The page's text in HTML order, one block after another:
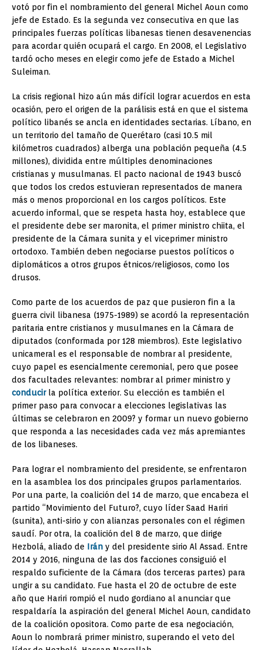
votó por fin el nombramiento del general Michel Aoun como
jefe de Estado. Es la segunda vez consecutiva en que las
principales fuerzas políticas libanesas tienen desavenencias
para acordar quién ocupará el cargo. En 2008, el Legislativo
tardó ocho meses en elegir como jefe de Estado a Michel
Suleiman.
La crisis regional hizo aún más difícil lograr acuerdos en esta
ocasión, pero el origen de la parálisis está en que el sistema
político libanés se ancla en identidades sectarias. Líbano, en
un territorio del tamaño de Querétaro (casi 10.5 mil
kilómetros cuadrados) alberga una población pequeña (4.5
millones), dividida entre múltiples denominaciones
cristianas y musulmanas. El pacto nacional de 1943 buscó
que todos los credos estuvieran representados de manera
más o menos proporcional en los cargos políticos. Este
acuerdo informal, que se respeta hasta hoy, establece que
el presidente debe ser maronita, el primer ministro chiita, el
presidente de la Cámara sunita y el viceprimer ministro
ortodoxo. También deben negociarse puestos políticos o
diplomáticos a otros grupos étnicos/religiosos, como los
drusos.
Como parte de los acuerdos de paz que pusieron fin a la
guerra civil libanesa (1975-1989) se acordó la representación
paritaria entre cristianos y musulmanes en la Cámara de
diputados (conformada por 128 miembros). Este legislativo
unicameral es el responsable de nombrar al presidente,
cuyo papel es esencialmente ceremonial, pero que posee
dos facultades relevantes: nombrar al primer ministro y
conducirla política exterior. Su elección es también el
primer paso para convocar a elecciones legislativas las
últimas se celebraron en 2009? y formar un nuevo gobierno
que responda a las necesidades cada vez más apremiantes
de los libaneses.
Para lograr el nombramiento del presidente, se enfrentaron
en la asamblea los dos principales grupos parlamentarios.
Por una parte, la coalición del 14 de marzo, que encabeza el
partido “Movimiento del Futuro?, cuyo líder Saad Hariri
(sunita), anti-sirio y con alianzas personales con el régimen
saudí. Por otra, la coalición del 8 de marzo, que dirige
Hezbolá, aliado de Irán y del presidente sirio Al Assad. Entre
2014 y 2016, ninguna de las dos facciones consiguió el
respaldo suficiente de la Cámara (dos terceras partes) para
ungir a su candidato. Fue hasta el 20 de octubre de este
año que Hariri rompió el nudo gordiano al anunciar que
respaldaría la aspiración del general Michel Aoun, candidato
de la coalición opositora. Como parte de esa negociación,
Aoun lo nombrará primer ministro, superando el veto del